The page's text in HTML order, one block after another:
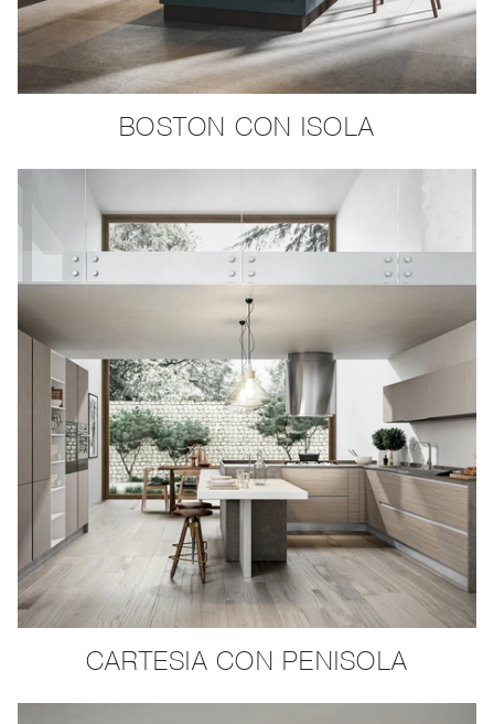
BOSTON CON ISOLA
CARTESIA CON PENISOLA